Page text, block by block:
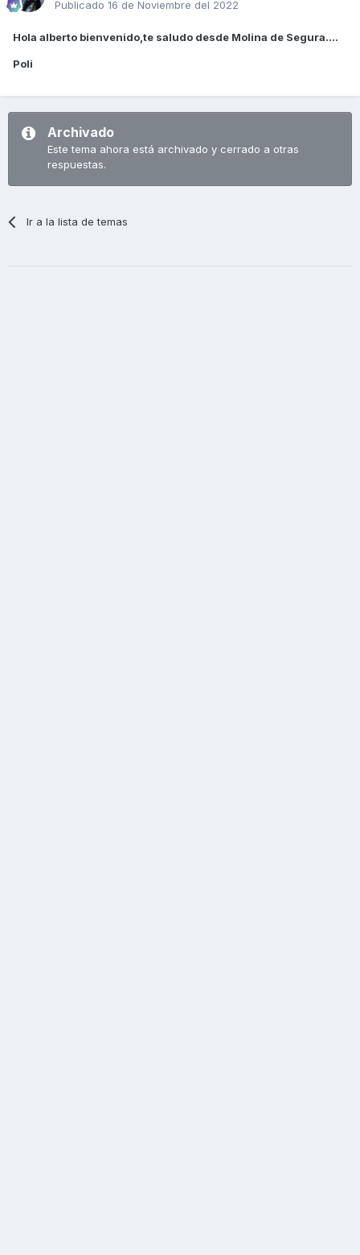
Publicado 16 de Noviembre del 2022
Hola alberto bienvenido,te saludo desde Molina de Segura....
Poli
Archivado
Este tema ahora está archivado y cerrado a otras
respuestas.
Ir a la lista de temas